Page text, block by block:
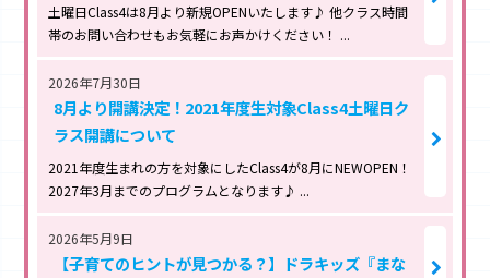
土曜日Class4は8月より新規OPENいたします♪ 他クラス時間
帯のお問い合わせもお気軽にお声かけください！ ...
2026年7月30日
8月より開講決定！2021年度生対象Class4土曜日ク
ラス開講について
2021年度生まれの方を対象にしたClass4が8月にNEWOPEN！
2027年3月までのプログラムとなります♪ ...
2026年5月9日
【子育てのヒントが見つかる？】ドラキッズ『まな